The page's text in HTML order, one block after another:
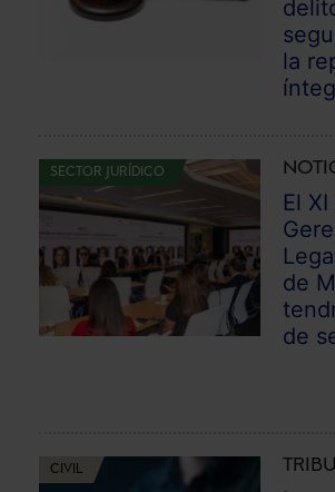
la
SECTOR JURÍDICO
El
de
de
CIVIL